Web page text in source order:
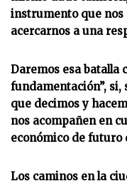
instrumento que nos
acercarnos a una
Daremos esa batalla
fundamentación”,
que decimos y
nos acompañen en
económico de futuro
Los caminos en la